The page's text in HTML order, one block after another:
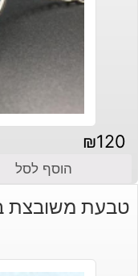
₪120
הוסף לסל